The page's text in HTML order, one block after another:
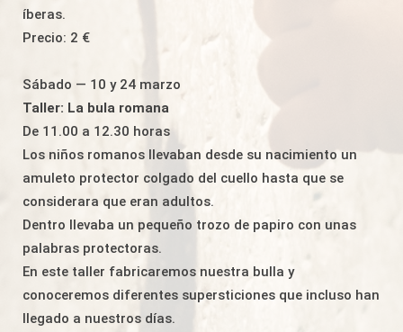
íberas.
Precio: 2 €
Sábado — 10 y 24 marzo
Taller: La bula romana
De 11.00 a 12.30 horas
Los niños romanos llevaban desde su nacimiento un
amuleto protector colgado del cuello hasta que se
considerara que eran adultos.
Dentro llevaba un pequeño trozo de papiro con unas
palabras protectoras.
En este taller fabricaremos nuestra bulla y
conoceremos diferentes supersticiones que incluso han
llegado a nuestros días.